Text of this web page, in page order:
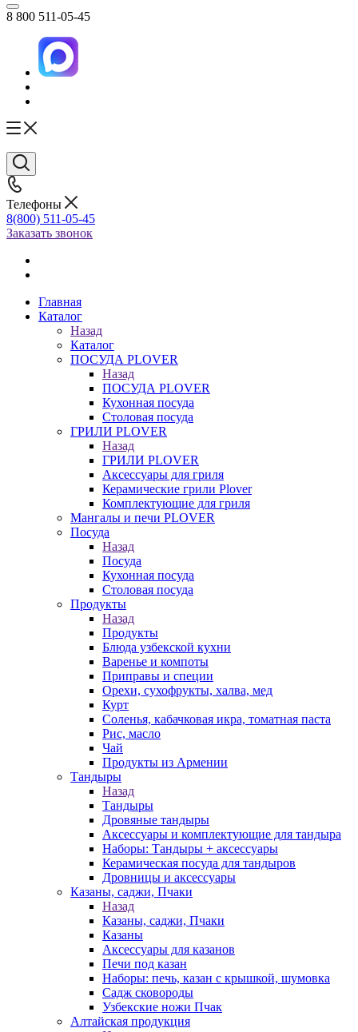
8 800 511-05-45
Телефоны
8(800) 511-05-45
Заказать звонок
Главная
Каталог
Назад
Каталог
ПОСУДА PLOVER
Назад
ПОСУДА PLOVER
Кухонная посуда
Столовая посуда
ГРИЛИ PLOVER
Назад
ГРИЛИ PLOVER
Аксессуары для гриля
Керамические грили Plover
Комплектующие для гриля
Мангалы и печи PLOVER
Посуда
Назад
Посуда
Кухонная посуда
Столовая посуда
Продукты
Назад
Продукты
Блюда узбекской кухни
Варенье и компоты
Приправы и специи
Орехи, сухофрукты, халва, мед
Курт
Соленья, кабачковая икра, томатная паста
Рис, масло
Чай
Продукты из Армении
Тандыры
Назад
Тандыры
Дровяные тандыры
Аксессуары и комплектующие для тандыра
Наборы: Тандыры + аксессуары
Керамическая посуда для тандыров
Дровницы и аксессуары
Казаны, саджи, Пчаки
Назад
Казаны, саджи, Пчаки
Казаны
Аксессуары для казанов
Печи под казан
Наборы: печь, казан с крышкой, шумовка
Садж сковороды
Узбекские ножи Пчак
Алтайская продукция